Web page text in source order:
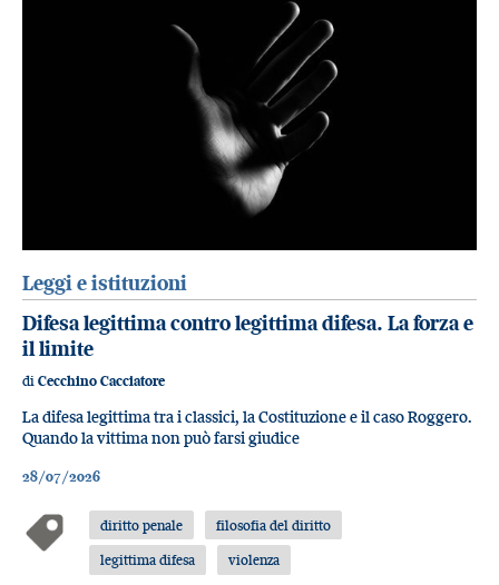
Leggi e istituzioni
Difesa legittima contro legittima difesa. La forza e
il limite
di Cecchino Cacciatore
La difesa legittima tra i classici, la Costituzione e il caso Roggero.
Quando la vittima non può farsi giudice
28/07/2026
diritto penale
filosofia del diritto
legittima difesa
violenza